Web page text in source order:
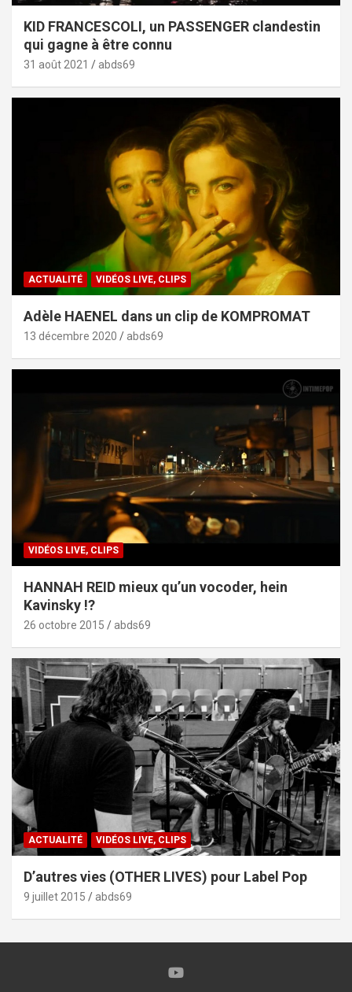
KID FRANCESCOLI, un PASSENGER clandestin
qui gagne à être connu
31 août 2021 abds69
ACTUALITÉ VIDÉOS LIVE, CLIPS
Adèle HAENEL dans un clip de KOMPROMAT
13 décembre 2020 abds69
VIDÉOS LIVE, CLIPS
HANNAH REID mieux qu’un vocoder, hein
Kavinsky !?
26 octobre 2015 abds69
ACTUALITÉ VIDÉOS LIVE, CLIPS
D’autres vies (OTHER LIVES) pour Label Pop
9 juillet 2015 abds69